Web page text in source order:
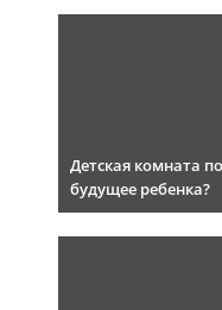
Детская комната
будущее ребенка?